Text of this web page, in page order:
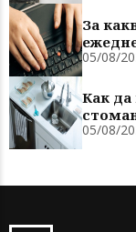
За
05/08/
Как
05/08/